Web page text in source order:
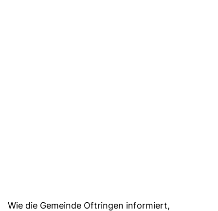
Wie die Gemeinde Oftringen informiert,